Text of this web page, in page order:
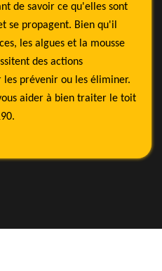
de savoir ce qu'elles sont
se propagent. Bien qu'il
les algues et la mousse
des actions
prévenir ou les éliminer.
aider à bien traiter le toit